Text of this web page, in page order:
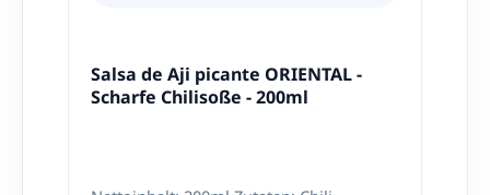
Salsa de Aji picante ORIENTAL -
Scharfe Chilisoße - 200ml